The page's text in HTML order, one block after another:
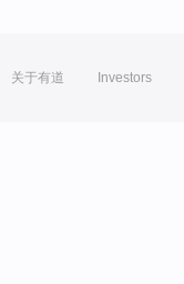
关于有道 Investors